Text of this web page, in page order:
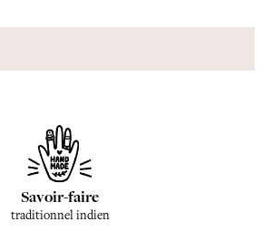
Savoir-faire
traditionnel indien